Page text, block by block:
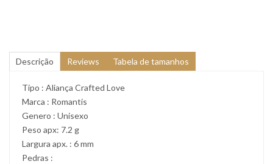
Descrição Reviews Tabela de tamanhos
Tipo : Aliança Crafted Love
Marca : Romantis
Genero : Unisexo
Peso apx: 7.2 g
Largura apx. : 6 mm
Pedras :